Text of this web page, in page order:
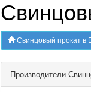
Свинцовый прокат в
Производители